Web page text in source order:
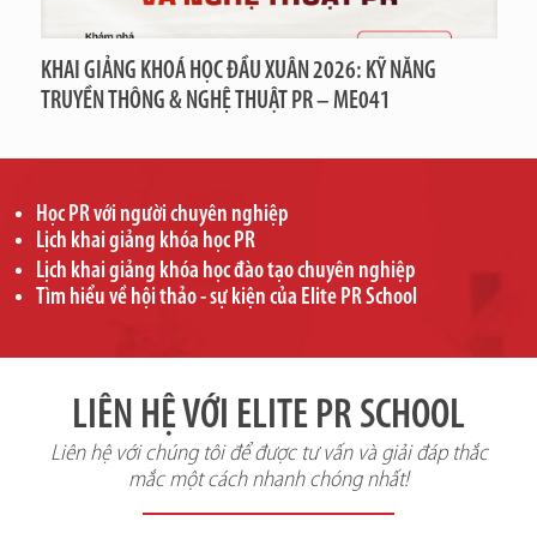
KHAI GIẢNG KHOÁ HỌC ĐẦU XUÂN 2026: KỸ NĂNG
TRUYỀN THÔNG & NGHỆ THUẬT PR – ME041
Học PR với người chuyên nghiệp
Lịch khai giảng khóa học PR
Lịch khai giảng khóa học đào tạo chuyên nghiệp
Tìm hiểu về hội thảo - sự kiện của Elite PR School
LIÊN HỆ VỚI ELITE PR SCHOOL
Liên hệ với chúng tôi để được tư vấn và giải đáp thắc
mắc một cách nhanh chóng nhất!